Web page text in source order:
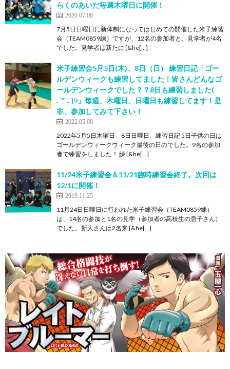
らくのあいだ毎週木曜日に開催！
2020.07.08
7月5日日曜日に新体制になってはじめての開催した米子練習
会（TEAM0859練）ですが、12名の参加者と、見学者が4名
でした。見学者は新たに [&he[…]
米子練習会5月5日(木)、8日（日） 練習日記「ゴー
ルデンウィークも練習してました！皆さんどんなゴ
ールデンウィークでした？？8日も練習しました(
˶˙º˙˶ )୨」毎週、木曜日、日曜日も練習してます！是
非、参加してみて下さい！
2022.05.08
2022年5月5日木曜日、8日日曜日、練習日記 5日子供の日は
ゴールデンウィークウィーク最後の日のでした。9名の参加
者で練習をしました！ 練 [&he[…]
11/24米子練習会＆11/21臨時練習会終了。次回は
12/1に開催！
2019.11.25
11月24日日曜日に行われた米子練習会（TEAM0859練）
は、14名の参加と1名の見学（参加者の高校生の息子さん）
でした。新人さんは2名来 [&he[…]